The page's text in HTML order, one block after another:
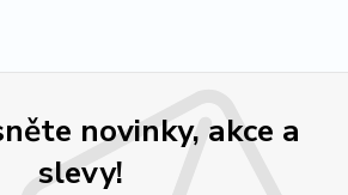
novinky, akce a
slevy!